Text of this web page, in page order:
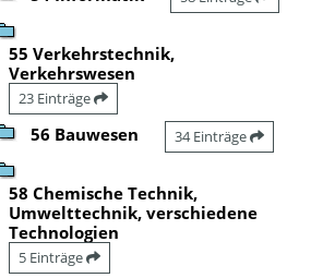
55 Verkehrstechnik,
Verkehrswesen
23 Einträge
56 Bauwesen 34 Einträge
58 Chemische Technik,
Umwelttechnik, verschiedene
Technologien
5 Einträge